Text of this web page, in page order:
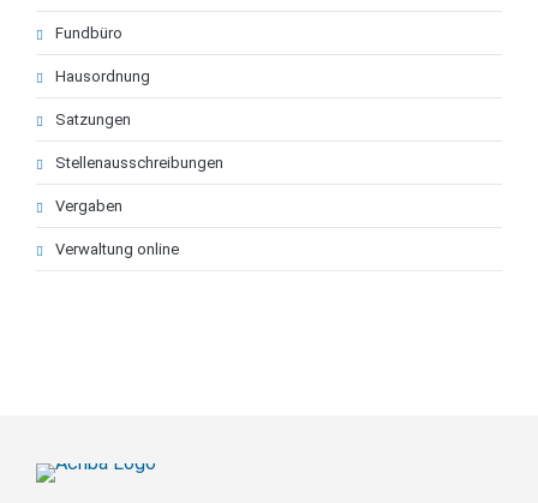
Fundbüro
Hausordnung
Satzungen
Stellenausschreibungen
Vergaben
Verwaltung online